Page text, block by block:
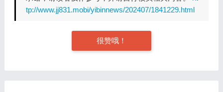
tp://www.jj831.mobi/yibinnews/202407/1841229.html
很赞哦！